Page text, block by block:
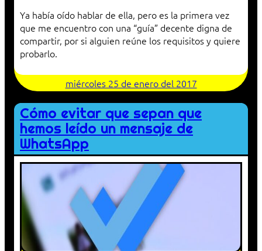
Ya había oído hablar de ella, pero es la primera vez
que me encuentro con una “guía” decente digna de
compartir, por si alguien reúne los requisitos y quiere
probarlo.
miércoles 25 de enero del 2017
Cómo evitar que sepan que
hemos leído un mensaje de
WhatsApp